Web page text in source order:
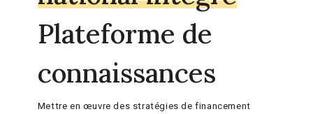
Plateforme de
connaissances
Mettre en œuvre des stratégies de financement